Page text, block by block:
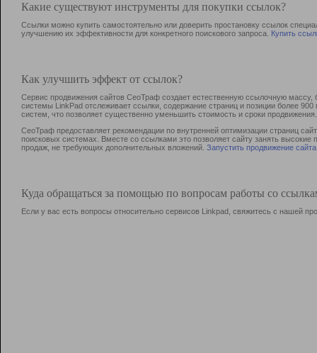
Какие существуют инструменты для покупки ссылок?
Ссылки можно купить самостоятельно или доверить простановку ссылок
улучшению их эффективности для конкретного поискового запроса. Купить
Как улучшить эффект от ссылок?
Сервис продвижения сайтов СеоТраф создает естественную ссылочную
системы LinkPad отслеживает ссылки, содержание страниц и позиции более
систем, что позволяет существенно уменьшить стоимость и сроки продвижения.
СеоТраф предоставляет рекомендации по внутренней оптимизации страниц
поисковых системах. Вместе со ссылками это позволяет сайту занять
продаж, не требующих дополнительных вложений. Запустить продвижение сайта
Куда обращаться за помощью по вопросам работы со
Если у вас есть вопросы относительно сервисов Linkpad, свяжитесь с нашей